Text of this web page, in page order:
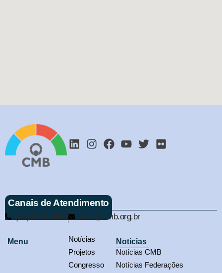
Canais de Atendimento
(61) 3321-9563 cmb@cmb.org.br
Menu
Notícias
Projetos
Congresso
Notícias
Notícias CMB
Notícias Federações